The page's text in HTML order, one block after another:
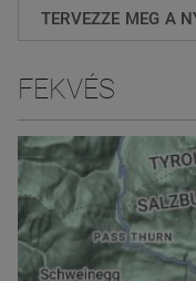
TERVEZZE MEG A
FEKVÉS